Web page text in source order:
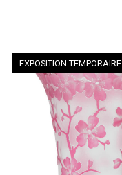
EXPOSITION TEMPORAIRE